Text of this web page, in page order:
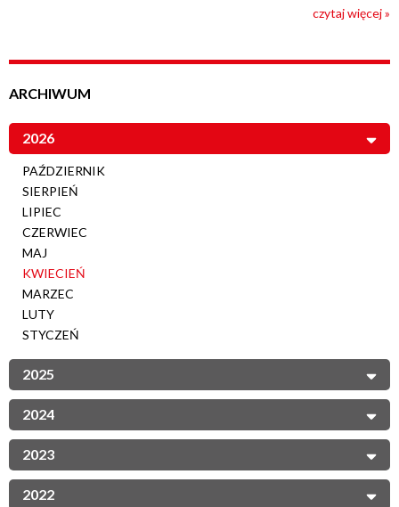
czytaj więcej »
ARCHIWUM
2026
PAŹDZIERNIK
SIERPIEŃ
LIPIEC
CZERWIEC
MAJ
KWIECIEŃ
MARZEC
LUTY
STYCZEŃ
2025
2024
2023
2022